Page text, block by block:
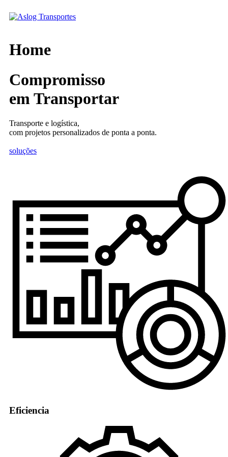
Home
Compromisso
em Transportar
Transporte e logística,
com projetos personalizados de ponta a ponta.
soluções
Eficiencia